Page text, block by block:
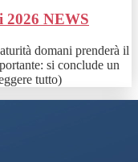
2026 NEWS
domani prenderà il
si conclude un
tutto)